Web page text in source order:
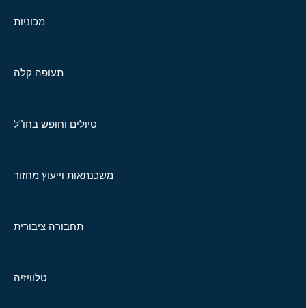
מכוניות
תעופה קלה
טיולים וחופש בחו"ל
משכנתאות וייעוץ מחזור
תחבורה ציבורית
טלוויזיה